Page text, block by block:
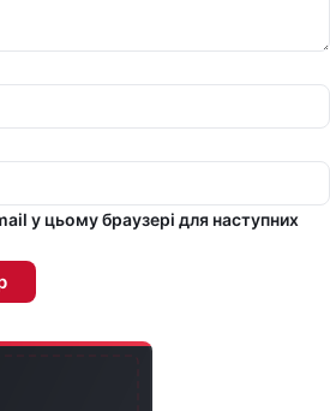
у цьому браузері для наступних